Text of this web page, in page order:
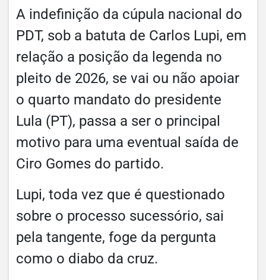
A indefinição da cúpula nacional do
PDT, sob a batuta de Carlos Lupi, em
relação a posição da legenda no
pleito de 2026, se vai ou não apoiar
o quarto mandato do presidente
Lula (PT), passa a ser o principal
motivo para uma eventual saída de
Ciro Gomes do partido.
Lupi, toda vez que é questionado
sobre o processo sucessório, sai
pela tangente, foge da pergunta
como o diabo da cruz.